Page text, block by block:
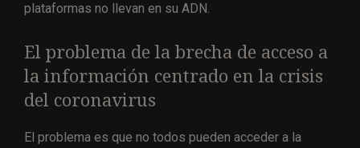
plataformas no llevan en su ADN.
El problema de la brecha de acceso a
la información centrado en la crisis
del coronavirus
El problema es que no todos pueden acceder a la